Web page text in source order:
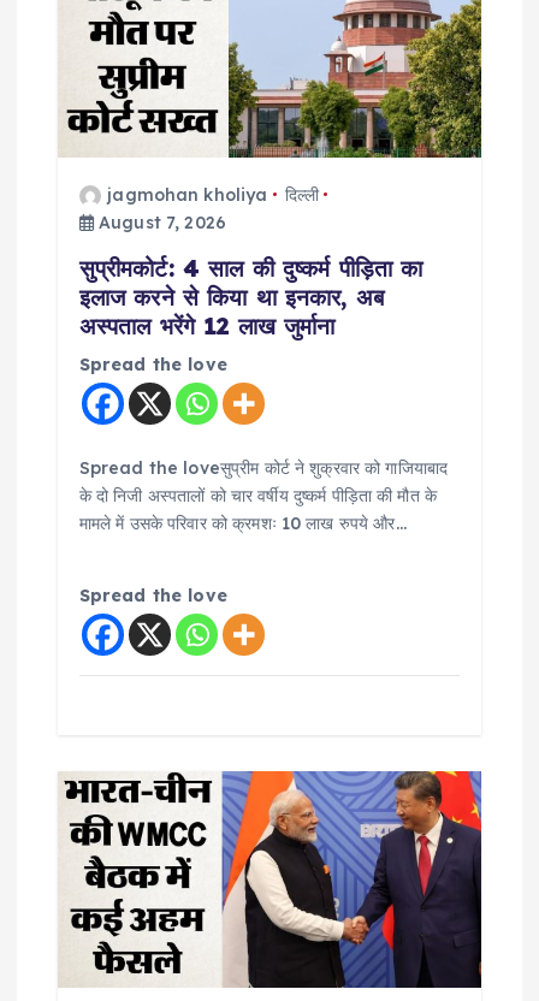
a
t
jagmohan kholiya
दिल्ली
August 7, 2026
सुप्रीमकोर्ट: 4 साल की दुष्कर्म पीड़िता का
इलाज करने से किया था इनकार, अब
अस्पताल भरेंगे 12 लाख जुर्माना
Spread the love
Spread the loveसुप्रीम कोर्ट ने शुक्रवार को गाजियाबाद
के दो निजी अस्पतालों को चार वर्षीय दुष्कर्म पीड़िता की मौत के
मामले में उसके परिवार को क्रमशः 10 लाख रुपये और…
Spread the love